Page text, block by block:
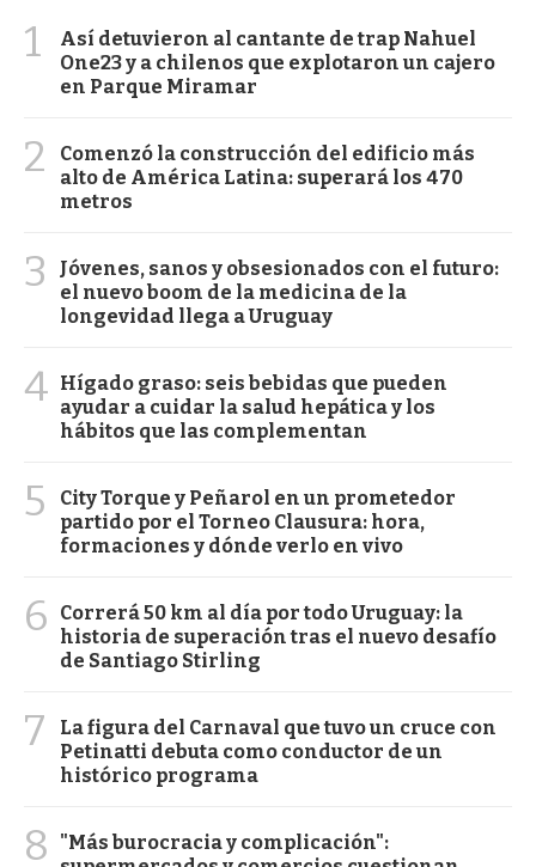
1
Así detuvieron al cantante de trap Nahuel
One23 y a chilenos que explotaron un cajero
en Parque Miramar
2
Comenzó la construcción del edificio más
alto de América Latina: superará los 470
metros
3
Jóvenes, sanos y obsesionados con el futuro:
el nuevo boom de la medicina de la
longevidad llega a Uruguay
4 Hígado graso: seis bebidas que pueden
ayudar a cuidar la salud hepática y los
hábitos que las complementan
5
City Torque y Peñarol en un prometedor
partido por el Torneo Clausura: hora,
formaciones y dónde verlo en vivo
6
Correrá 50 km al día por todo Uruguay: la
historia de superación tras el nuevo desafío
de Santiago Stirling
7
La figura del Carnaval que tuvo un cruce con
Petinatti debuta como conductor de un
histórico programa
8
"Más burocracia y complicación":